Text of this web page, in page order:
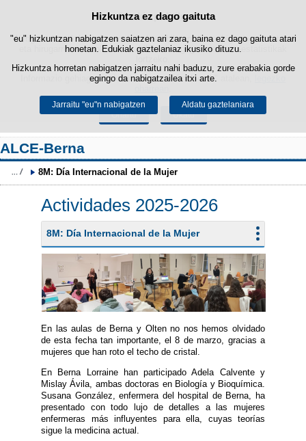
Cookie politika
Webgune honek berezko cookie-ak erabiltzen ditu nabigazioa errazteko
eta hirugarrenen cookie-ak erabilera- eta gogobetetasun-estatistikak
Informazio gehiago lor dezakezu gure "Cookie-ak" atalean,
Onartu Ukatu
Hizkuntza ez dago gaituta
"eu" hizkuntzan nabigatzen saiatzen ari zara, baina ez dago gaituta atari
honetan. Edukiak gaztelaniaz ikusiko dituzu.
Hizkuntza horretan nabigatzen jarraitu nahi baduzu, zure erabakia gorde
egingo da nabigatzailea itxi arte.
Jarraitu "eu"n nabigatzen Aldatu gaztelaniara
Edukira salto egin
ALCE-Berna
8M: Día Internacional de la Mujer
Actividades 2025-2026
8M: Día Internacional de la Mujer
En las aulas de Berna y Olten no nos hemos olvidado
de esta fecha tan importante, el 8 de marzo, gracias a
mujeres que han roto el techo de cristal.
En Berna Lorraine han participado Adela Calvente y
Mislay Ávila, ambas doctoras en Biología y Bioquímica.
Susana González, enfermera del hospital de Berna, ha
presentado con todo lujo de detalles a las mujeres
enfermeras más influyentes para ella, cuyas teorías
sigue la medicina actual.